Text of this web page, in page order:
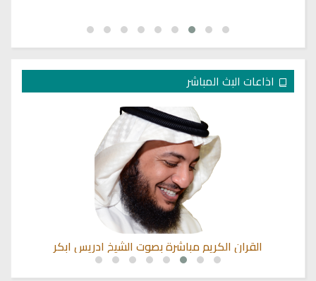
اذاعات البث المباشر
القران الكريم مباشرة بصوت الشيخ ادريس ابكر